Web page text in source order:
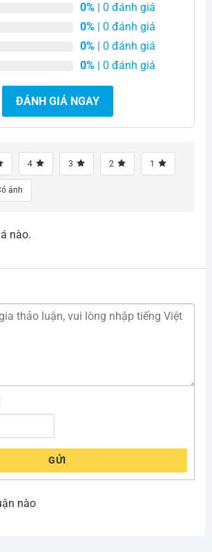
0% | 0 đánh giá
0% | 0 đánh giá
0% | 0 đánh giá
0% | 0 đánh giá
ĐÁNH GIÁ NGAY
4 3 2 1
ảnh
nào.
GỬI
nào